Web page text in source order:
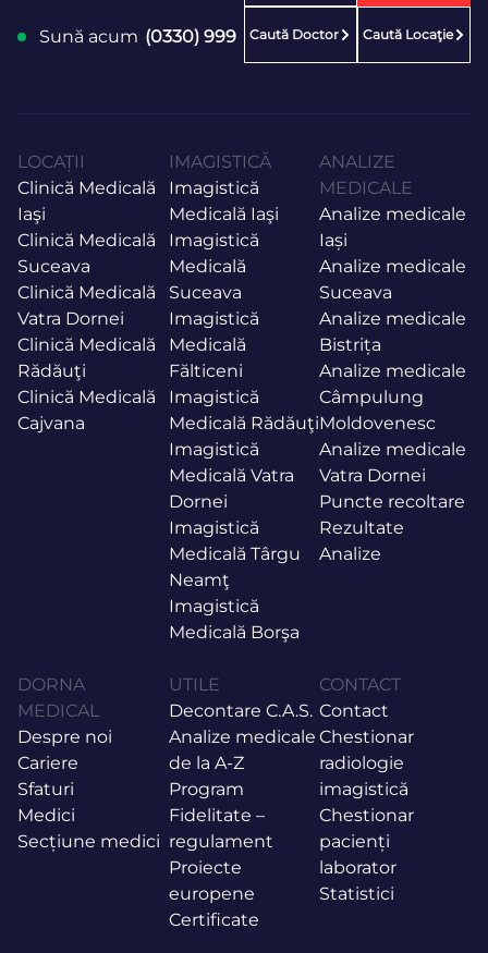
Sună acum (0330) 999 Caută Doctor Caută Locaţie
LOCAȚII
Clinică Medicală
Iaşi
Clinică Medicală
Suceava
Clinică Medicală
Vatra Dornei
Clinică Medicală
Rădăuţi
Clinică Medicală
Cajvana
IMAGISTICĂ
Imagistică
Medicală Iaşi
Imagistică
Medicală
Suceava
Imagistică
Medicală
Fălticeni
Imagistică
Medicală Rădăuţi
Imagistică
Medicală Vatra
Dornei
Imagistică
Medicală Târgu
Neamţ
Imagistică
Medicală Borşa
ANALIZE
MEDICALE
Analize medicale
Iași
Analize medicale
Suceava
Analize medicale
Bistrița
Analize medicale
Câmpulung
Moldovenesc
Analize medicale
Vatra Dornei
Puncte recoltare
Rezultate
Analize
DORNA
MEDICAL
Despre noi
Cariere
Sfaturi
Medici
Secțiune medici
UTILE
Decontare C.A.S.
Analize medicale
de la A-Z
Program
Fidelitate –
regulament
Proiecte
europene
Certificate
CONTACT
Contact
Chestionar
radiologie
imagistică
Chestionar
pacienți
laborator
Statistici